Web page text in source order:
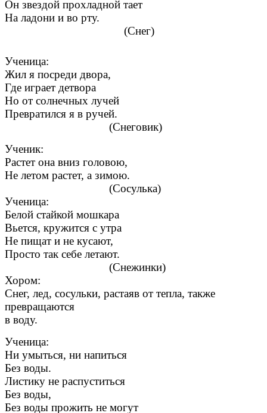
Он звездой прохладной тает
На ладони и во рту.
(Снег)
Ученица:
Жил я посреди двора,
Где играет детвора
Но от солнечных лучей
Превратился я в ручей.
(Снеговик)
Ученик:
Растет она вниз головою,
Не летом растет, а зимою.
(Сосулька)
Ученица:
Белой стайкой мошкара
Вьется, кружится с утра
Не пищат и не кусают,
Просто так себе летают.
(Снежинки)
Хором:
Снег, лед, сосульки, растаяв от тепла, также
превращаются
в воду.
Ученица:
Ни умыться, ни напиться
Без воды.
Листику не распуститься
Без воды,
Без воды прожить не могут